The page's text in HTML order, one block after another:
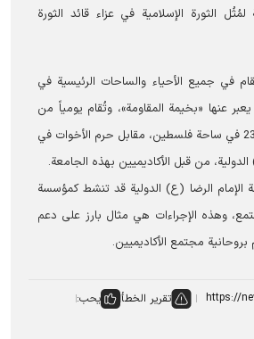
لمُثُل الثورة الإسلامية في عزاء قائد الثورة
في جميع الأحياء والساحات الرئيسية في
عنها «بخيمة المقاومة»، وتُقام يومياً من
الساعة 19:00 حتى 23:00 في ساحة فلسطين، مقابل حرم الأخوات في
من قبل الأكاديميين بهذه الجامعة.
الإمام الرضا (ع) الدولية قد تنشط كمؤسسة
وهذه الإجراءات هي مثال بارز على دعم
بروحانية مجتمع الأكاديميين.
تقرير الخطأ
يحب: